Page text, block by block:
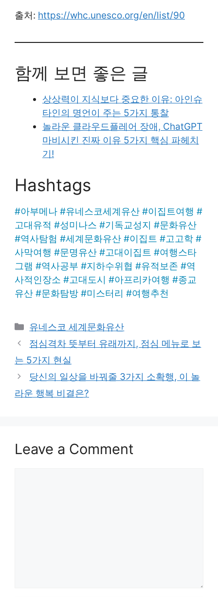
출처: https://whc.unesco.org/en/list/90
함께 보면 좋은 글
상상력이 지식보다 중요한 이유: 아인슈
타인의 명언이 주는 5가지 통찰
놀라운 클라우드플레어 장애, ChatGPT
마비시킨 진짜 이유 5가지 핵심 파헤치
기!
Hashtags
#아부메나 #유네스코세계유산 #이집트여행 #
고대유적 #성미나스 #기독교성지 #문화유산
#역사탐험 #세계문화유산 #이집트 #고고학 #
사막여행 #문명유산 #고대이집트 #여행스타
그램 #역사공부 #지하수위협 #유적보존 #역
사적인장소 #고대도시 #아프리카여행 #종교
유산 #문화탐방 #미스터리 #여행추천
Categories
유네스코 세계문화유산
점심격차 뜻부터 유래까지, 점심 메뉴로 보
는 5가지 현실
당신의 일상을 바꿔줄 3가지 소확행, 이 놀
라운 행복 비결은?
Leave a Comment